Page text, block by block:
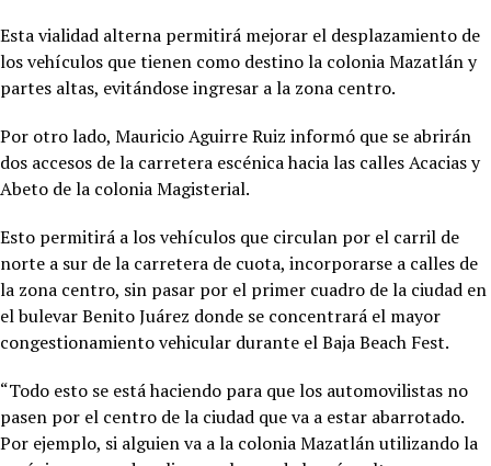
Esta vialidad alterna permitirá mejorar el desplazamiento de
los vehículos que tienen como destino la colonia Mazatlán y
partes altas, evitándose ingresar a la zona centro.
Por otro lado, Mauricio Aguirre Ruiz informó que se abrirán
dos accesos de la carretera escénica hacia las calles Acacias y
Abeto de la colonia Magisterial.
Esto permitirá a los vehículos que circulan por el carril de
norte a sur de la carretera de cuota, incorporarse a calles de
la zona centro, sin pasar por el primer cuadro de la ciudad en
el bulevar Benito Juárez donde se concentrará el mayor
congestionamiento vehicular durante el Baja Beach Fest.
“Todo esto se está haciendo para que los automovilistas no
pasen por el centro de la ciudad que va a estar abarrotado.
Por ejemplo, si alguien va a la colonia Mazatlán utilizando la